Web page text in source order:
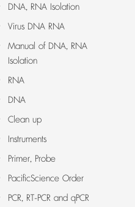
DNA, RNA Isolation
Virus DNA RNA
Manual of DNA, RNA
Isolation
RNA
DNA
Clean up
Instruments
Primer, Probe
PacificScience Order
PCR, RT-PCR and qPCR